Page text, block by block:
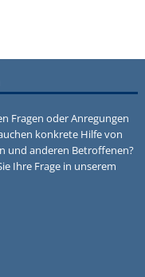
Fragen oder Anregungen
konkrete Hilfe von
und anderen Betroffenen?
Ihre Frage in unserem